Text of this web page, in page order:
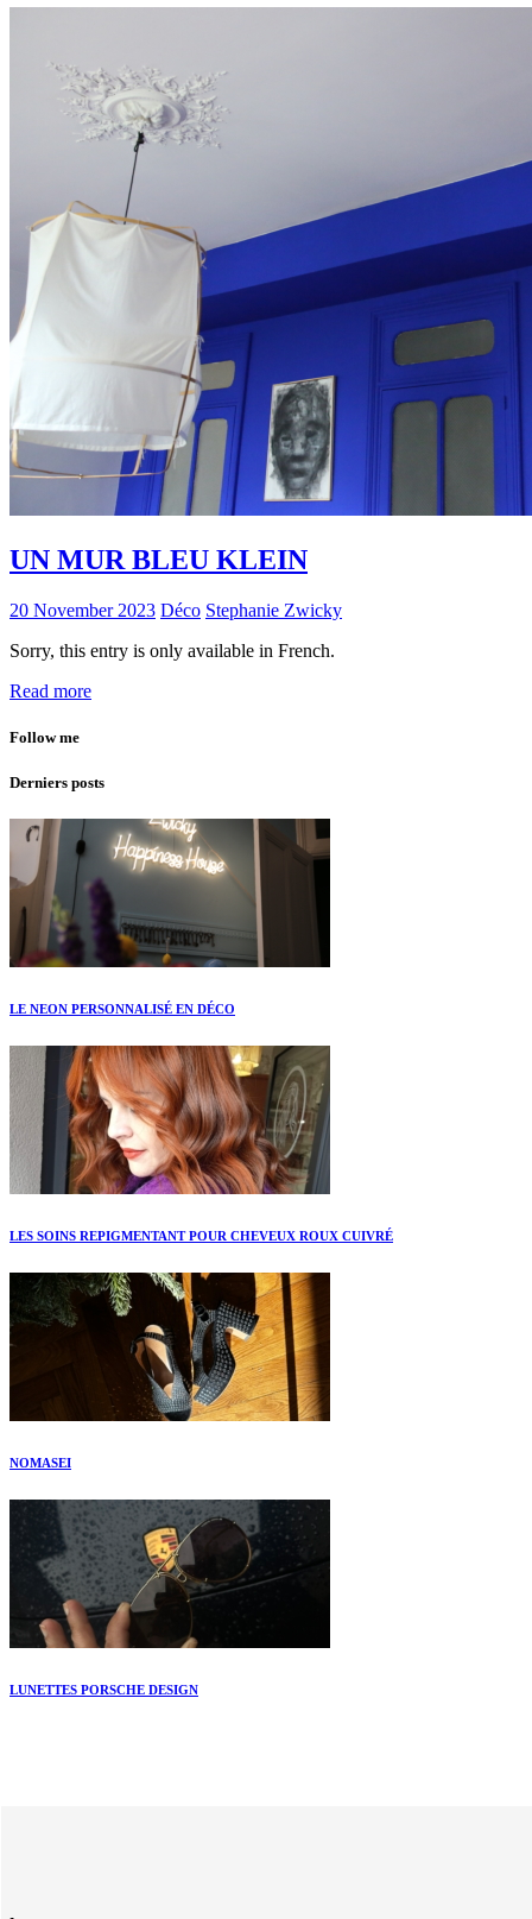
UN MUR BLEU KLEIN
20 November 2023 Déco Stephanie Zwicky
Sorry, this entry is only available in French.
Read more
Follow me
Derniers posts
LE NEON PERSONNALISÉ EN DÉCO
LES SOINS REPIGMENTANT POUR CHEVEUX ROUX CUIVRÉ
NOMASEI
LUNETTES PORSCHE DESIGN